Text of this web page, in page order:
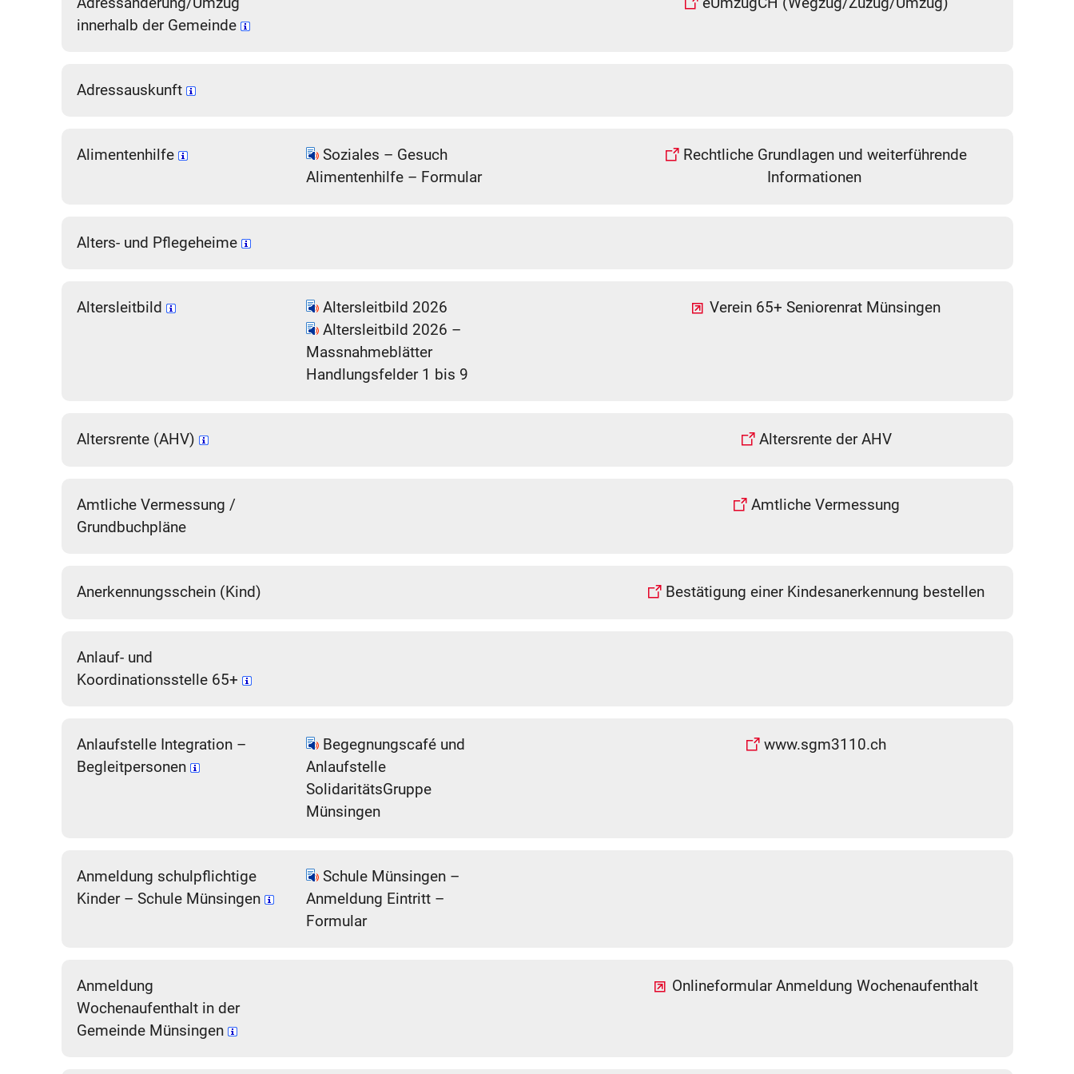
innerhalb der Gemeinde
Adressauskunft
Alimentenhilfe
Soziales – Gesuch
Alimentenhilfe – Formular
Rechtliche Grundlagen und weiterführende
Informationen
Alters- und Pflegeheime
Altersleitbild
Altersleitbild 2026
Altersleitbild 2026 –
Massnahmeblätter
Handlungsfelder 1 bis 9
Verein 65+ Seniorenrat Münsingen
Altersrente (AHV) Altersrente der AHV
Amtliche Vermessung /
Grundbuchpläne
Amtliche Vermessung
Anerkennungsschein (Kind) Bestätigung einer Kindesanerkennung bestellen
Anlauf- und
Koordinationsstelle 65+
Anlaufstelle Integration –
Begleitpersonen
Begegnungscafé und
Anlaufstelle
SolidaritätsGruppe
Münsingen
www.sgm3110.ch
Anmeldung schulpflichtige
Kinder – Schule Münsingen
Schule Münsingen –
Anmeldung Eintritt –
Formular
Anmeldung
Wochenaufenthalt in der
Gemeinde Münsingen
Onlineformular Anmeldung Wochenaufenthalt